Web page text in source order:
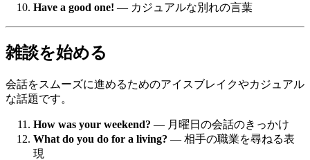
Have a good one! — カジュアルな別れの言葉
雑談を始める
会話をスムーズに進めるためのアイスブレイクやカジュアル
な話題です。
How was your weekend? — 月曜日の会話のきっかけ
What do you do for a living? — 相手の職業を尋ねる表
現